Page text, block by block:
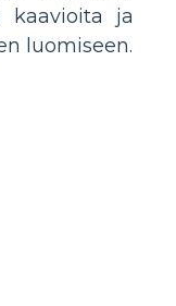
kaavioita ja
luomiseen.